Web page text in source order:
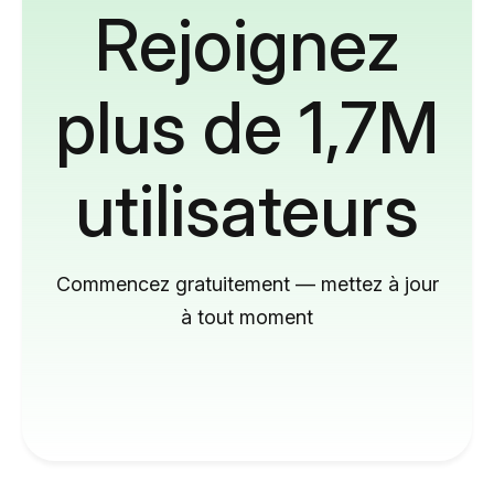
Rejoignez
plus de 1,7M
utilisateurs
Commencez gratuitement — mettez à jour
à tout moment